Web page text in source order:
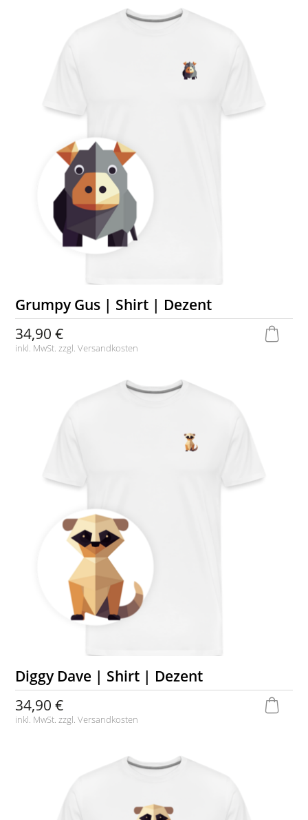
Grumpy Gus | Shirt | Dezent
34,90 €
inkl. MwSt. zzgl.Versandkosten
Diggy Dave | Shirt | Dezent
34,90 €
inkl. MwSt. zzgl.Versandkosten